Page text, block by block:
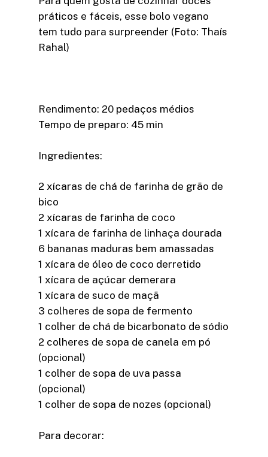
práticos e fáceis, esse bolo vegano
tem tudo para surpreender (Foto: Thaís
Rahal)
Rendimento: 20 pedaços médios
Tempo de preparo: 45 min
Ingredientes:
2 xícaras de chá de farinha de grão de
bico
2 xícaras de farinha de coco
1 xícara de farinha de linhaça dourada
6 bananas maduras bem amassadas
1 xícara de óleo de coco derretido
1 xícara de açúcar demerara
1 xícara de suco de maçã
3 colheres de sopa de fermento
1 colher de chá de bicarbonato de sódio
2 colheres de sopa de canela em pó
(opcional)
1 colher de sopa de uva passa
(opcional)
1 colher de sopa de nozes (opcional)
Para decorar: